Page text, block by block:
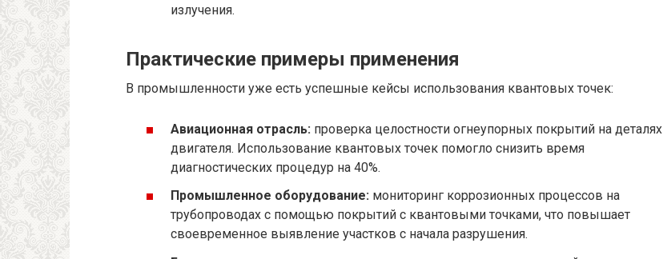
излучения.
Практические примеры применения
В промышленности уже есть успешные кейсы использования квантовых точек:
Авиационная отрасль: проверка целостности огнеупорных покрытий на деталях
двигателя. Использование квантовых точек помогло снизить время
диагностических процедур на 40%.
Промышленное оборудование: мониторинг коррозионных процессов на
трубопроводах с помощью покрытий с квантовыми точками, что повышает
своевременное выявление участков с начала разрушения.